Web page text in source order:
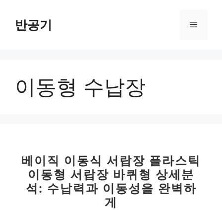
반공기 메
이동형 수납장
베이직 이동식 서랍장 플라스틱
이동형 서랍장 바퀴형 상세분
석: 수납력과 이동성을 완벽하
게